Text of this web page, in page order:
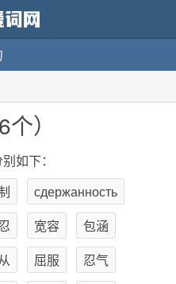
）
如下：
сдержанность
宽容
包涵
屈服
忍气